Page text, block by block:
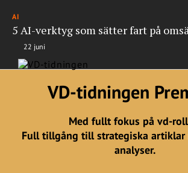
AI
5 AI-verktyg som sätter fart på
22 juni
VD-tidningen
Med fullt fokus på vd-
Full tillgång till strategiska artiklar
analyser.